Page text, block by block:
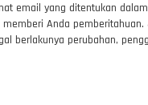
email yang ditentukan
Anda
berlakunya perubahan,